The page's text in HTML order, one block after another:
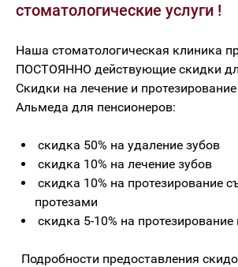
стоматологические услуги !
Наша стоматологическая клиника
ПОСТОЯННО действующие скидки
Скидки на лечение и
Альмеда для пенсионеров:
скидка 50% на удаление зубов
скидка 10% на лечение зубов
скидка 10% на протезирование
протезами
скидка 5-10% на
Подробности предоставления